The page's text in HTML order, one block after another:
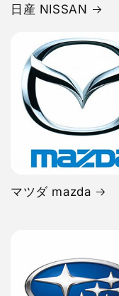
日産 NISSAN
マツダ mazda